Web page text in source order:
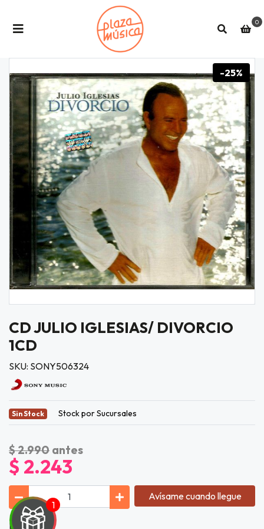
0
-25%
CD JULIO IGLESIAS/ DIVORCIO
1CD
SKU: SONY506324
Sin Stock Stock por Sucursales
$ 2.990 antes
$ 2.243
Avísame cuando llegue
Lista de Tí